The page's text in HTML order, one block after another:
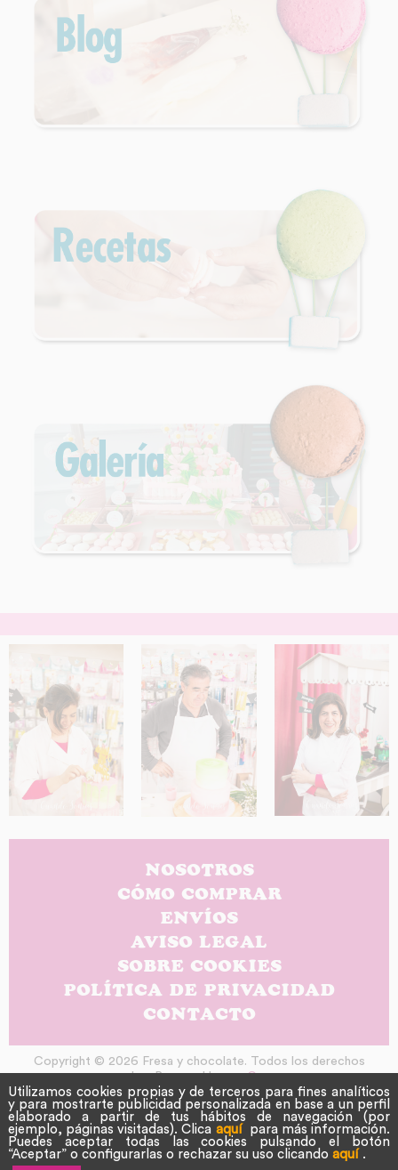
NOSOTROS
CÓMO COMPRAR
ENVÍOS
AVISO LEGAL
SOBRE COOKIES
POLÍTICA DE PRIVACIDAD
CONTACTO
Copyright © 2026 Fresa y chocolate. Todos los derechos
reservados. Powered bynopCommerce
Utilizamos cookies propias y de terceros para fines analíticos
y para mostrarte publicidad personalizada en base a un perfil
elaborado a partir de tus hábitos de navegación (por
ejemplo, páginas visitadas). Clica aquí
para más información.
Puedes aceptar todas las cookies pulsando el botón
“Aceptar” o configurarlas o rechazar su uso clicando aquí .